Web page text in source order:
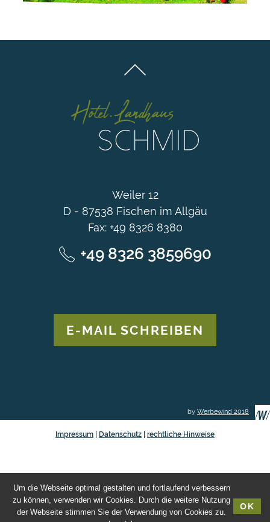
Weiler 12
D - 87538 Fischen im Allgäu
Fax: +49 8326 8380
+49 8326 3859690
E-MAIL SCHREIBEN
by Werbewind 2018
Impressum| Datenschutz| rechtliche Hinweise
Um die Webseite optimal gestalten und fortlaufend verbessern
zu können, verwenden wir Cookies. Durch die weitere Nutzung
der Webseite stimmen Sie der Verwendung von Cookies zu.
OK